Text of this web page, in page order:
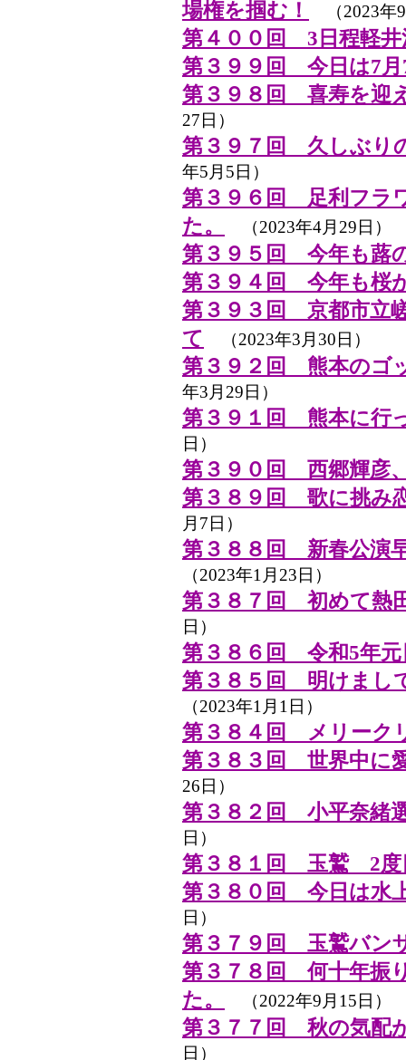
場権を掴む！
（2023年
第４００回 3日程軽
第３９９回 今日は7
第３９８回 喜寿を迎
27日）
第３９７回 久しぶり
年5月5日）
第３９６回 足利フラ
た。
（2023年4月29日）
第３９５回 今年も蕗
第３９４回 今年も桜
第３９３回 京都市立
て （2023年3月30日）
第３９２回 熊本のゴ
年3月29日）
第３９１回 熊本に行
日）
第３９０回 西郷輝彦
第３８９回 歌に挑み
月7日）
第３８８回 新春公演
（2023年1月23日）
第３８７回 初めて熱
日）
第３８６回 令和5年元
第３８５回 明けまし
（2023年1月1日）
第３８４回 メリーク
第３８３回 世界中に
26日）
第３８２回 小平奈緒
日）
第３８１回 玉鷲 2度
第３８０回 今日は水
日）
第３７９回 玉鷲バン
第３７８回 何十年振
た。
（2022年9月15日）
第３７７回 秋の気配
日）